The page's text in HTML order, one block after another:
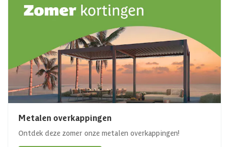
Metalen overkappingen
Ontdek deze zomer onze metalen overkappingen!